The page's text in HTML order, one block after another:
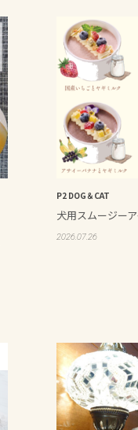
P2 DOG＆CAT
犬用スムージー
2026.07.26